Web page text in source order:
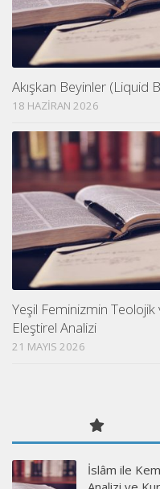
Akışkan Beyinler (Liquid
18 HAZIRAN 2026
Yeşil Feminizmin Teolojik
Eleştirel Analizi
21 MAYIS 2026
İslâm ile